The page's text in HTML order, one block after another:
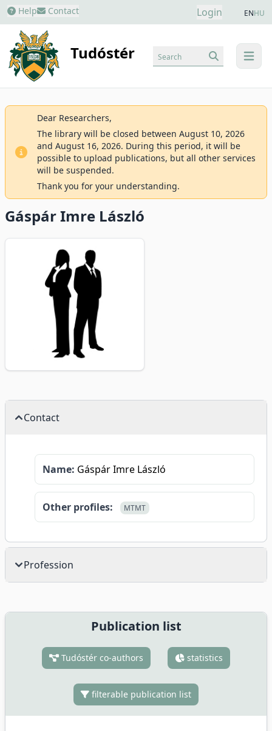
Help Contact Login ENHU
Tudóstér menu
Search
Dear Researchers,
The library will be closed between August 10, 2026
and August 16, 2026. During this period, it will be
possible to upload publications, but all other services
will be suspended.
Thank you for your understanding.
Gáspár Imre László
Contact
Name: Gáspár Imre László
Other profiles: MTMT
Profession
Publication list
Tudóstér co-authors statistics
filterable publication list